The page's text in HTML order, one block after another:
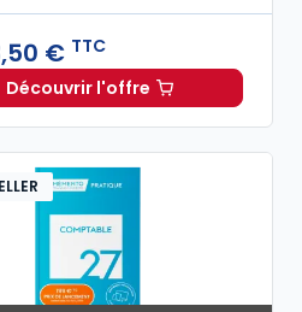
69,00 € TTC
€ TTC
Découvrir l'offreEntreprise individuelle